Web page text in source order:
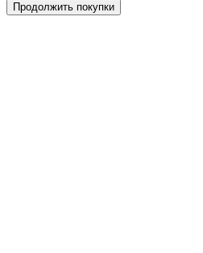
Продолжить покупки